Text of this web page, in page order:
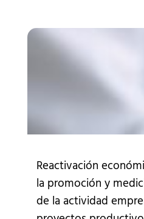
Reactivación
la promoción y
de la actividad